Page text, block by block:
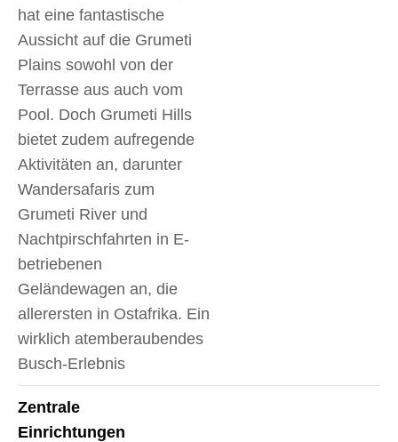
hat eine fantastische
Aussicht auf die Grumeti
Plains sowohl von der
Terrasse aus auch vom
Pool. Doch Grumeti Hills
bietet zudem aufregende
Aktivitäten an, darunter
Wandersafaris zum
Grumeti River und
Nachtpirschfahrten in E-
betriebenen
Geländewagen an, die
allerersten in Ostafrika. Ein
wirklich atemberaubendes
Busch-Erlebnis
Zentrale
Einrichtungen